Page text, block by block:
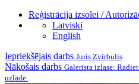
Reģistrācija izsolei /
Latviski
English
Iepriekšējais darbs Juris Zvirbulis
Nākošais darbs Galerista izlase:
uzlādē.